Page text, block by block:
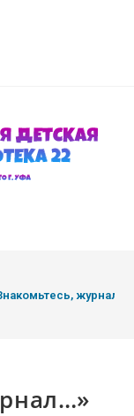
журнал…»